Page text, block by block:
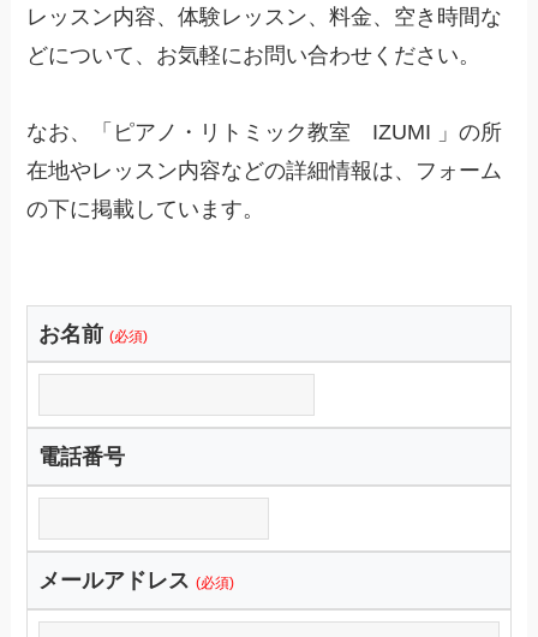
レッスン内容、体験レッスン、料金、空き時間な
どについて、お気軽にお問い合わせください。
なお、「ピアノ・リトミック教室 IZUMI 」の所
在地やレッスン内容などの詳細情報は、フォーム
の下に掲載しています。
お名前 (必須)
電話番号
メールアドレス (必須)